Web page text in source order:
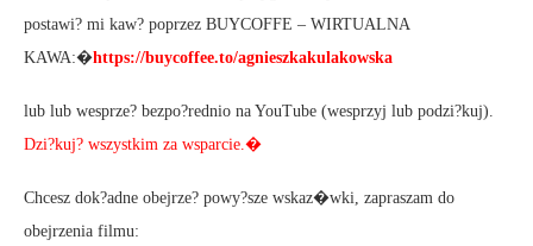
postawi? mi kaw? poprzez BUYCOFFE – WIRTUALNA
KAWA:�https://buycoffee.to/agnieszkakulakowska
lub lub wesprze? bezpo?rednio na YouTube (wesprzyj lub podzi?kuj).
Dzi?kuj? wszystkim za wsparcie.�
Chcesz dok?adne obejrze? powy?sze wskaz�wki, zapraszam do
obejrzenia filmu: